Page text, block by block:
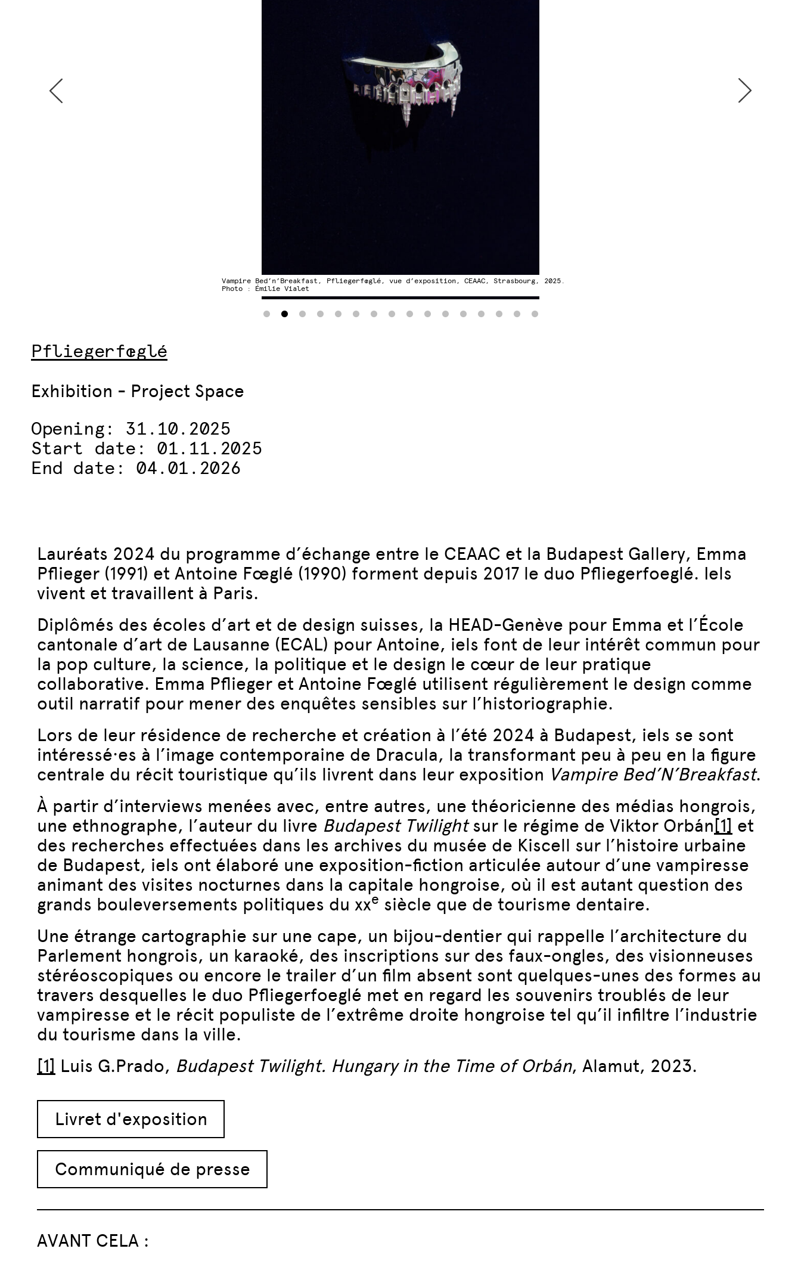
Vampire Bed’n’Breakfast, Pfliegerfœglé, vue d’exposition, CEAAC, Strasbourg, 2025.
Photo : Émilie Vialet
Pfliegerfœglé
Exhibition - Project Space
Opening: 31.10.2025
Start date: 01.11.2025
End date: 04.01.2026
Lauréats 2024 du programme d’échange entre le CEAAC et la Budapest Gallery, Emma
Pflieger (1991) et Antoine Fœglé (1990) forment depuis 2017 le duo Pfliegerfoeglé. Iels
vivent et travaillent à Paris.
Diplômés des écoles d’art et de design suisses, la HEAD-Genève pour Emma et l’École
cantonale d’art de Lausanne (ECAL) pour Antoine, iels font de leur intérêt commun pour
la pop culture, la science, la politique et le design le cœur de leur pratique
collaborative. Emma Pflieger et Antoine Fœglé utilisent régulièrement le design comme
outil narratif pour mener des enquêtes sensibles sur l’historiographie.
Lors de leur résidence de recherche et création à l’été 2024 à Budapest, iels se sont
intéressé·es à l’image contemporaine de Dracula, la transformant peu à peu en la figure
centrale du récit touristique qu’ils livrent dans leur exposition Vampire Bed’N’Breakfast.
À partir d’interviews menées avec, entre autres, une théoricienne des médias hongrois,
une ethnographe, l’auteur du livre Budapest Twilightsur le régime de Viktor Orbán[1] et
des recherches effectuées dans les archives du musée de Kiscell sur l’histoire urbaine
de Budapest, iels ont élaboré une exposition-fiction articulée autour d’une vampiresse
animant des visites nocturnes dans la capitale hongroise, où il est autant question des
grands bouleversements politiques du xxe siècle que de tourisme dentaire.
Une étrange cartographie sur une cape, un bijou-dentier qui rappelle l’architecture du
Parlement hongrois, un karaoké, des inscriptions sur des faux-ongles, des visionneuses
stéréoscopiques ou encore le trailer d’un film absent sont quelques-unes des formes au
travers desquelles le duo Pfliegerfoeglé met en regard les souvenirs troublés de leur
vampiresse et le récit populiste de l’extrême droite hongroise tel qu’il infiltre l’industrie
du tourisme dans la ville.
[1] Luis G.Prado, Budapest Twilight. Hungary in the Time ofOrbán, Alamut, 2023.
Livret d'exposition
Communiqué de presse
AVANT CELA :